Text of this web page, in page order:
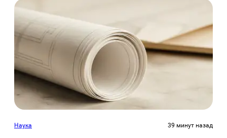
Наука 39 минут назад